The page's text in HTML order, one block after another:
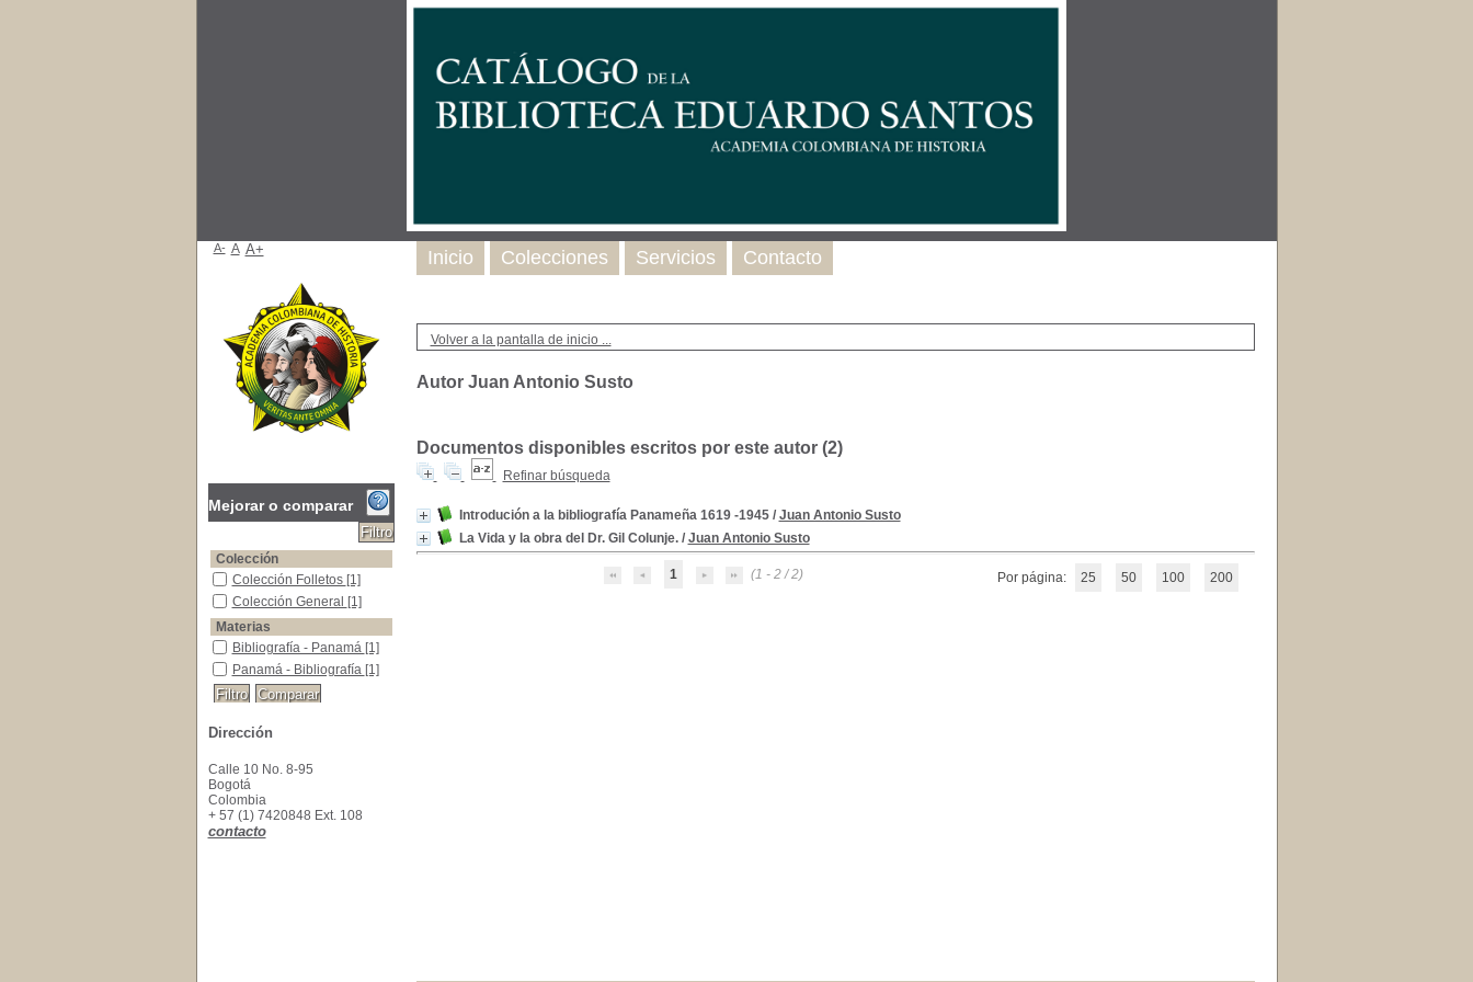
Volver a la pantalla de inicio ...
Autor Juan Antonio Susto
Documentos disponibles escritos por este autor (2)
Refinar búsqueda
Introdución a la bibliografía Panameña 1619 -1945/ Juan Antonio Susto
La Vida y la obra del Dr. Gil Colunje./ Juan Antonio Susto
1 (1 - 2 / 2) Por página: 25 50 100 200
Inicio Colecciones Servicios Contacto
A- A A+
Mejorar o comparar
Colección
Colección Folletos
Colección Folletos [1]
Colección General
Colección General [1]
Materias
Bibliografía - Panamá
Bibliografía - Panamá [1]
Panamá - Bibliografía
Panamá - Bibliografía [1]
Dirección
Calle 10 No. 8-95
Bogotá
Colombia
+ 57 (1) 7420848 Ext. 108
contacto